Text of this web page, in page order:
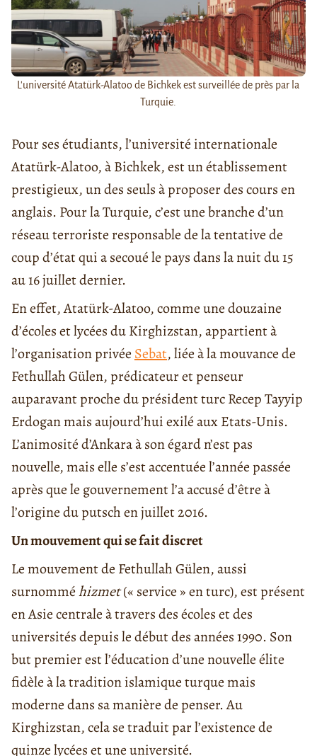
L'université Atatürk-Alatoo de Bichkek est surveillée de près par la
Turquie.
Pour ses étudiants, l’université internationale
Atatürk-Alatoo, à Bichkek, est un établissement
prestigieux, un des seuls à proposer des cours en
anglais. Pour la Turquie, c’est une branche d’un
réseau terroriste responsable de la tentative de
coup d’état qui a secoué le pays dans la nuit du 15
au 16 juillet dernier.
En effet, Atatürk-Alatoo, comme une douzaine
d’écoles et lycées du Kirghizstan, appartient à
l’organisation privée Sebat, liée à la mouvance de
Fethullah Gülen, prédicateur et penseur
auparavant proche du président turc Recep Tayyip
Erdogan mais aujourd’hui exilé aux Etats-Unis.
L’animosité d’Ankara à son égard n’est pas
nouvelle, mais elle s’est accentuée l’année passée
après que le gouvernement l’a accusé d’être à
l’origine du putsch en juillet 2016.
Un mouvement qui se fait discret
Le mouvement de Fethullah Gülen, aussi
surnomméhizmet(« service » en turc), est présent
en Asie centrale à travers des écoles et des
universités depuis le début des années 1990. Son
but premier est l’éducation d’une nouvelle élite
fidèle à la tradition islamique turque mais
moderne dans sa manière de penser. Au
Kirghizstan, cela se traduit par l’existence de
quinze lycées et une université.